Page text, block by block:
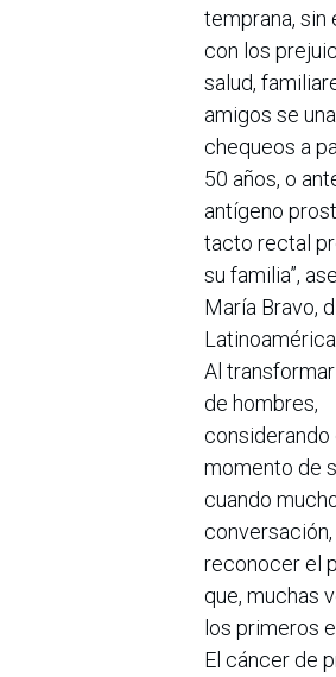
temprana, sin
con los
salud,
amigos se
chequeos a
50 años, o
antígeno
tacto rectal
su familia”,
María Bravo,
Al
de hombres,
considerando
momento de
cuando
reconocer el
que, muchas
los primeros
El cáncer de